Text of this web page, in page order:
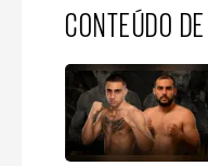
CONTEÚDO